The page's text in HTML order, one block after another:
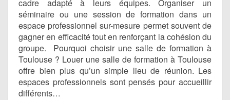
cadre adapté à leurs équipes. Organiser un
séminaire ou une session de formation dans un
espace professionnel sur-mesure permet souvent de
gagner en efficacité tout en renforçant la cohésion du
groupe. Pourquoi choisir une salle de formation à
Toulouse ? Louer une salle de formation à Toulouse
offre bien plus qu’un simple lieu de réunion. Les
espaces professionnels sont pensés pour accueillir
différents…